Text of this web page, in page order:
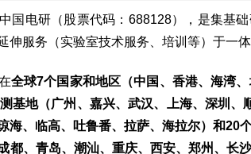
国电研（股票代码：688128），是集基
伸服务（实验室技术服务、培训等）于一
全球7个国家和地区（中国、香港、海湾
基地（广州、嘉兴、武汉、上海、深圳、
海、临高、吐鲁番、拉萨、海拉尔）和20
都、青岛、潮汕、重庆、西安、郑州、长